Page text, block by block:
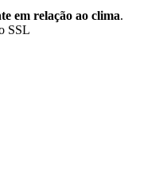
em relação ao clima.
SSL